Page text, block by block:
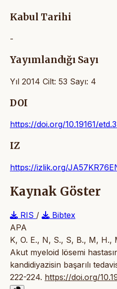
Kabul Tarihi
-
Yayımlandığı Sayı
Yıl 2014 Cilt: 53 Sayı: 4
DOI
https://doi.org/10.19161/
IZ
https://izlik.org/
Kaynak Göster
RIS /
Bibtex
APA
K, O. E., N, S., S, B., M, H.,
Akut myeloid lösemi
kandidiyazisin başarılı
222-224. https://doi.org/